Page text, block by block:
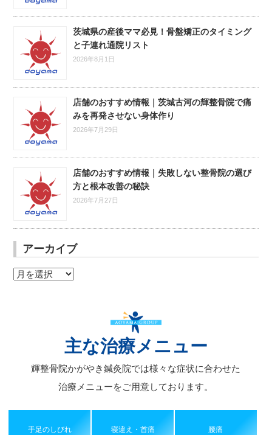
茨城県の産後ママ必見！骨盤矯正のタイミング
と子連れ通院リスト
2026年8月1日
店舗のおすすめ情報｜茨城古河の輝整骨院で痛
みを再発させない身体作り
2026年7月29日
店舗のおすすめ情報｜失敗しない整骨院の選び
方と根本改善の秘訣
2026年7月27日
アーカイブ
ア
主な治療メニュー
輝整骨院かがやき鍼灸院では様々な症状に合わせた
治療メニューをご用意しております。
手足のしびれ 寝違え・首痛 腰痛